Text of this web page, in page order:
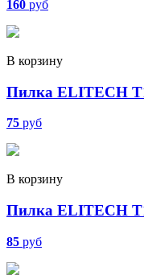
160 руб
В корзину
Пилка ELITECH
75 руб
В корзину
Пилка ELITECH
85 руб